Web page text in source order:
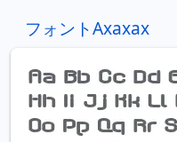
フォントAxaxax